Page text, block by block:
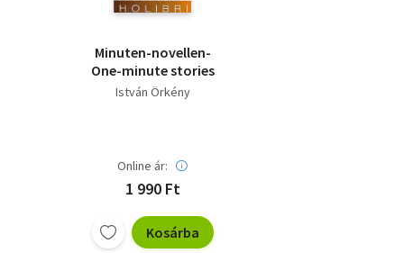
Minuten-novellen-
One-minute stories
István Örkény
Online ár:
1 990 Ft
Kosárba